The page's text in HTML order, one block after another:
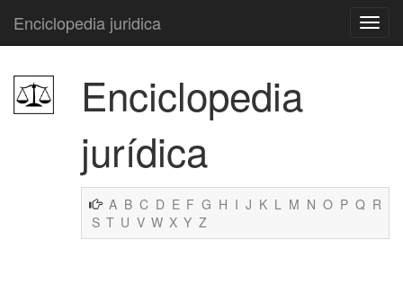
Enciclopedia juridica
Enciclopedia
jurídica
A B C D E F G H I J K L M N O P Q R
S T U V W X Y Z